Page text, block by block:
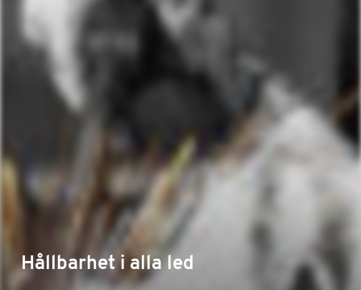
Hållbarhet i alla led